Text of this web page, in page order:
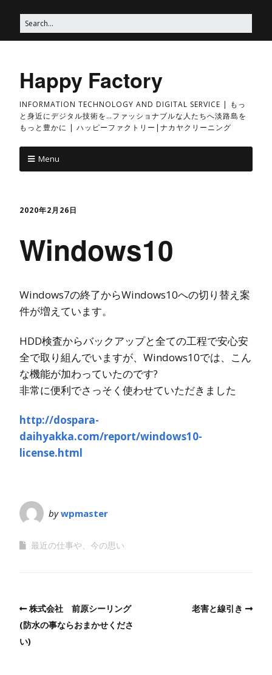
Happy Factory
INFORMATION TECHNOLOGY AND DIGITAL SERVICE | もっ
と身近にデジタル技術を…ファッショナブルな人たちへ淡路島を
もっと豊かに | ハッピーファクトリー|ナカヤクリーニング
Menu
2020年2月26日
Windows10
Windows7の終了からWindows10への切り替え案
件が増えています。
HDD検査からバックアップと全ての工程で安心安
全で取り組んでいますが、Windows10では、こん
な機能が加わっていたのです?
非常に便利でさっそく使わせていただきました
http://dospara-
daihyakka.com/report/windows10-
license.html
bywpmaster
最近の仕事や、今の思い
株式会社 前原シーリング
(防水の事ならおまかせくださ
い)
老害と線引き